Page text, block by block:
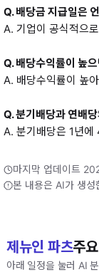
Q. 배당금 지급일은
A. 기업이 공식적으
Q. 배당수익률이 높
A. 배당수익률이 높
Q. 분기배당과 연배
A. 분기배당은 1년에
마지막 업데이트
본 내용은 AI가 생성
제뉴인 파츠주
아래 일정을 눌러 AI